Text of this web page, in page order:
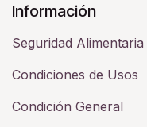
Información
Seguridad Alimentaria
Condiciones de Usos
Condición General